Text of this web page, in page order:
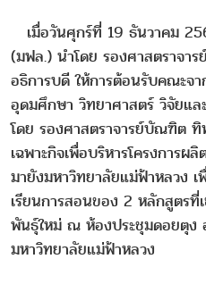
เมื่อวันศุกร์ที่ 19 ธันวาคม
(มฟล.) นำโดย รองศาสตราจา
อธิการบดี ให้การต้อนรับคณะจ
อุดมศึกษา วิทยาศาสตร์ วิจัยแ
โดย รองศาสตราจารย์บัณฑิต ทิ
เฉพาะกิจเพื่อบริหารโครงการ
มายังมหาวิทยาลัยแม่ฟ้าหลวง เ
เรียนการสอนของ 2 หลักสูตรที่
พันธุ์ใหม่ ณ ห้องประชุมดอยตุง
มหาวิทยาลัยแม่ฟ้าหลวง